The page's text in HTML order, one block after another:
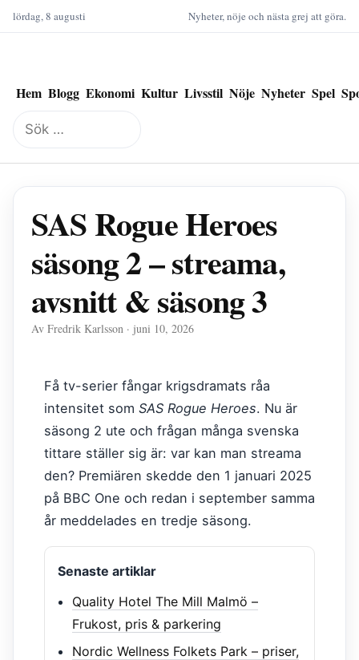
lördag, 8 augusti Nyheter, nöje och nästa grej att göra.
Hem Blogg Ekonomi Kultur Livsstil Nöje Nyheter Spel
Sök
efter:
SAS Rogue Heroes
säsong 2 – streama,
avsnitt & säsong 3
Av Fredrik Karlsson · juni 10, 2026
Få tv-serier fångar krigsdramats råa
intensitet som SAS Rogue Heroes. Nu är
säsong 2 ute och frågan många svenska
tittare ställer sig är: var kan man streama
den? Premiären skedde den 1 januari 2025
på BBC One och redan i september samma
år meddelades en tredje säsong.
Senaste artiklar
Quality Hotel The Mill Malmö –
Frukost, pris & parkering
Nordic Wellness Folkets Park – priser,